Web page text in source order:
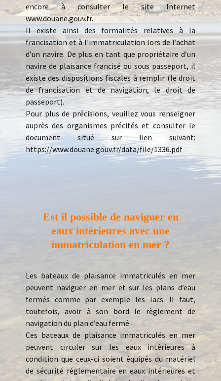
encore à consulter le site Internet
www.douane.gouv.fr.
Il existe ainsi des formalités relatives à la
francisation et à l’immatriculation lors de l’achat
d’un navire. De plus en tant que propriétaire d’un
navire de plaisance francisé ou sous passeport, il
existe des dispositions fiscales à remplir (le droit
de francisation et de navigation, le droit de
passeport).
Pour plus de précisions, veuillez vous renseigner
auprès des organismes précités et consulter le
document situé sur lien suivant:
https://www.douane.gouv.fr/data/file/1336.pdf
Est il possible de naviguer en
eaux intérieures avec une
immatriculation en mer ?
Les bateaux de plaisance immatriculés en mer
peuvent naviguer en mer et sur les plans d’eau
fermés comme par exemple les lacs. Il faut,
toutefois, avoir à son bord le règlement de
navigation du plan d’eau fermé.
Ces bateaux de plaisance immatriculés en mer
peuvent circuler sur les eaux intérieures à
condition que ceux-ci soient équipés du matériel
de sécurité réglementaire en eaux intérieures et